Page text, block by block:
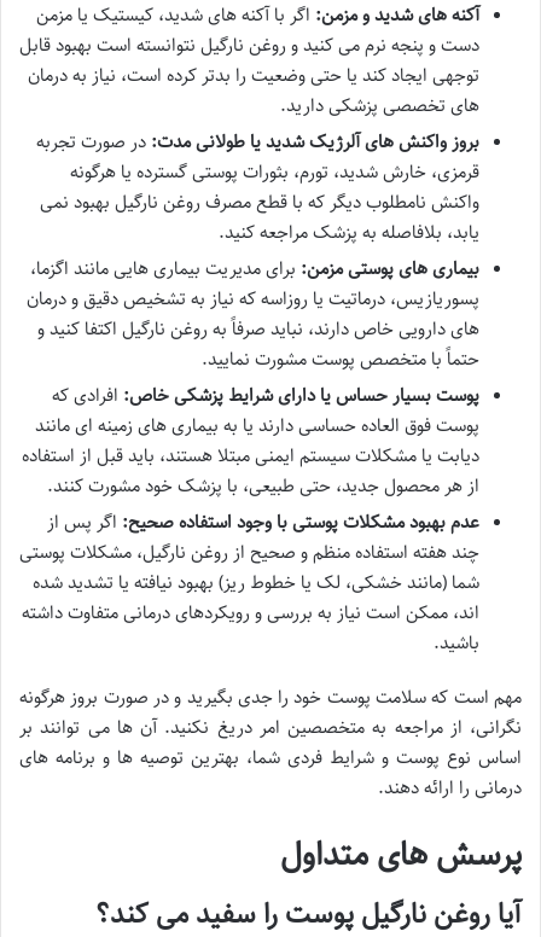
آکنه های شدید و مزمن: اگر با آکنه های شدید، کیستیک یا مزمن
دست و پنجه نرم می کنید و روغن نارگیل نتوانسته است بهبود قابل
توجهی ایجاد کند یا حتی وضعیت را بدتر کرده است، نیاز به درمان
های تخصصی پزشکی دارید.
بروز واکنش های آلرژیک شدید یا طولانی مدت: در صورت تجربه
قرمزی، خارش شدید، تورم، بثورات پوستی گسترده یا هرگونه
واکنش نامطلوب دیگر که با قطع مصرف روغن نارگیل بهبود نمی
یابد، بلافاصله به پزشک مراجعه کنید.
بیماری های پوستی مزمن: برای مدیریت بیماری هایی مانند اگزما،
پسوریازیس، درماتیت یا روزاسه که نیاز به تشخیص دقیق و درمان
های دارویی خاص دارند، نباید صرفاً به روغن نارگیل اکتفا کنید و
حتماً با متخصص پوست مشورت نمایید.
پوست بسیار حساس یا دارای شرایط پزشکی خاص: افرادی که
پوست فوق العاده حساسی دارند یا به بیماری های زمینه ای مانند
دیابت یا مشکلات سیستم ایمنی مبتلا هستند، باید قبل از استفاده
از هر محصول جدید، حتی طبیعی، با پزشک خود مشورت کنند.
عدم بهبود مشکلات پوستی با وجود استفاده صحیح: اگر پس از
چند هفته استفاده منظم و صحیح از روغن نارگیل، مشکلات پوستی
شما (مانند خشکی، لک یا خطوط ریز) بهبود نیافته یا تشدید شده
اند، ممکن است نیاز به بررسی و رویکردهای درمانی متفاوت داشته
باشید.
مهم است که سلامت پوست خود را جدی بگیرید و در صورت بروز هرگونه
نگرانی، از مراجعه به متخصصین امر دریغ نکنید. آن ها می توانند بر
اساس نوع پوست و شرایط فردی شما، بهترین توصیه ها و برنامه های
درمانی را ارائه دهند.
پرسش های متداول
آیا روغن نارگیل پوست را سفید می کند؟